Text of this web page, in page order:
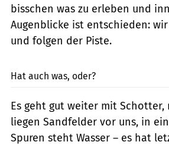
bisschen was zu erleben und
Augenblicke ist entschieden:
und folgen der Piste.
Hat auch was, oder?
Es geht gut weiter mit Schotter,
liegen Sandfelder vor uns, in
Spuren steht Wasser – es hat